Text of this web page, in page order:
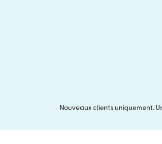
Nouveaux clients uniquement.